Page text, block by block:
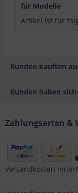
für Modelle
Artikel ist für
Kunden kauften
Kunden haben
Zahlungsarten &
Versandkosten